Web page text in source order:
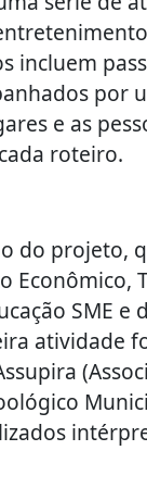
incluem
por
e as
roteiro.
do
Econômico,
SME
atividade